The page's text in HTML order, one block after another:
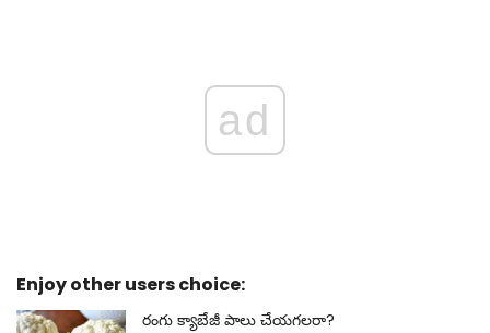
ad
Enjoy other users choice:
రంగు క్యాబేజీ పాలు చేయగలరా?